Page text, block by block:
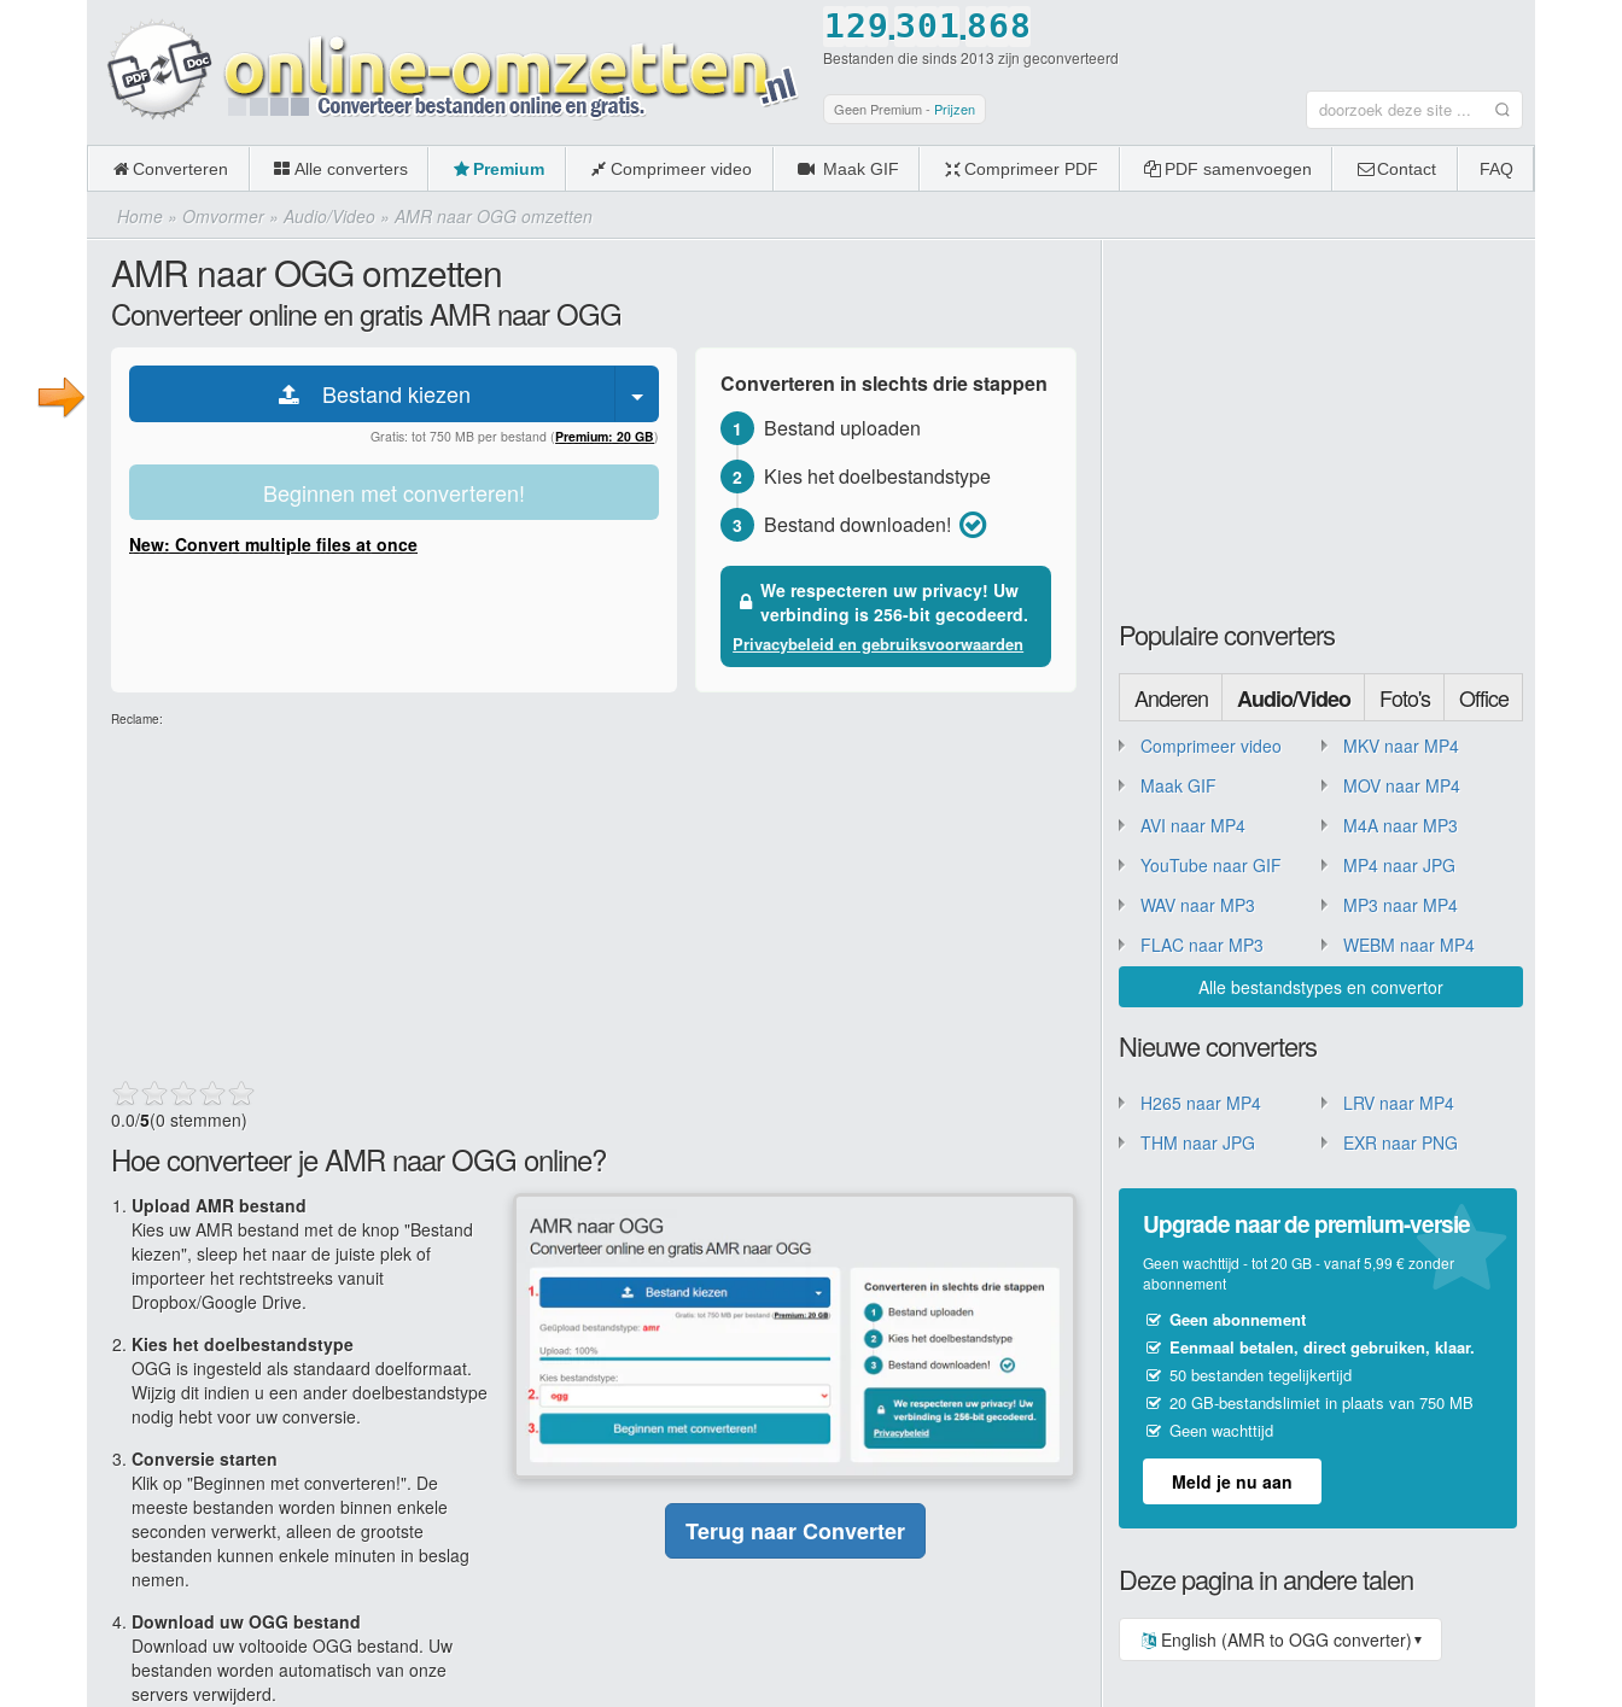
1
2
3
4
5
6
0
2
3
4
5
6
7
9
0
.3
4
5
6
7
8
0
1
2
3
4
5
9
0
1
2
3
4
5
6
0
.8
9
0
6
7
9
0
8
9
Bestanden die sinds 2013 zijn geconverteerd
Geen Premium - Prijzen
Converteren Alle converters Premium Comprimeer video Maak GIF Comprimeer PDF PDF samenvoegen Contact FAQ
Home » Omvormer» Audio/Video » AMR naar OGG omzetten
AMR naar OGG omzetten
Converteer online en gratis AMR naar OGG
Bestand kiezen
Gratis: tot 750 MB per bestand (Premium: 20 GB)
Beginnen met converteren!
New: Convert multiple files at once
Converteren in slechts drie stappen
1 Bestand uploaden
2 Kies het doelbestandstype
3 Bestand downloaden!
We respecteren uw privacy! Uw
verbinding is 256-bit gecodeerd.
Privacybeleid en gebruiksvoorwaarden
Reclame:
0.0/5(0 stemmen)
Hoe converteer je AMR naar OGG online?
Upload AMR bestand
Kies uw AMR bestand met de knop "Bestand
kiezen", sleep het naar de juiste plek of
importeer het rechtstreeks vanuit
Dropbox/Google Drive.
Kies het doelbestandstype
OGG is ingesteld als standaard doelformaat.
Wijzig dit indien u een ander doelbestandstype
nodig hebt voor uw conversie.
Conversie starten
Klik op "Beginnen met converteren!". De
meeste bestanden worden binnen enkele
seconden verwerkt, alleen de grootste
bestanden kunnen enkele minuten in beslag
nemen.
Download uw OGG bestand
Download uw voltooide OGG bestand. Uw
bestanden worden automatisch van onze
servers verwijderd.
Terug naar Converter
Populaire converters
Anderen Audio/Video Foto's Office
Comprimeer video
MKV naar MP4
Maak GIF
MOV naar MP4
AVI naar MP4
M4A naar MP3
YouTube naar GIF
MP4 naar JPG
WAV naar MP3
MP3 naar MP4
FLAC naar MP3
WEBM naar MP4
Alle bestandstypes en convertor
Nieuwe converters
H265 naar MP4
LRV naar MP4
THM naar JPG
EXR naar PNG
Upgrade naar de premium-versie
Geen wachttijd - tot 20 GB - vanaf 5,99 € zonder
abonnement
Geen abonnement
Eenmaal betalen, direct gebruiken, klaar.
50 bestanden tegelijkertijd
20 GB-bestandslimiet in plaats van 750 MB
Geen wachttijd
Meld je nu aan
Deze pagina in andere talen
English (AMR to OGG converter) ▼